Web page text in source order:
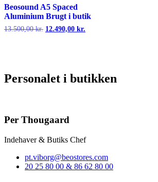
Beosound A5 Spaced
Aluminium Brugt i butik
13.500,00kr. Den
12.490,00 kr.
Personalet i butikken
Per Thougaard
Indehaver & Butiks Chef
pt.viborg@beostores.com
20 25 80 00 & 86 62 80 00